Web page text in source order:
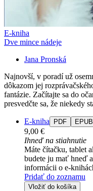
E-kniha
Dve mince nádeje
Jana Pronská
Najnovší, v poradí už
dôkazom jej
fantázie. Začítajte sa do
presvedčte sa, že niekedy
E-kniha PDF EPUB
9,00 €
Ihneď na stiahnutie
Máte čítačku, tablet
budete ju mať hneď
informácii o e-
Pridať do zoznamu
Vložiť do košíka